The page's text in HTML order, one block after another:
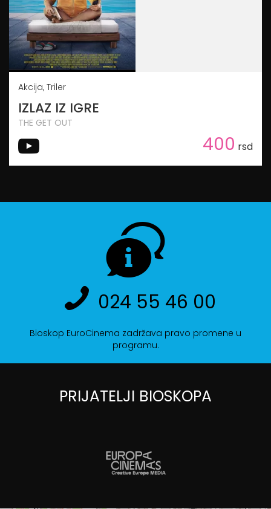
Akcija, Triler
IZLAZ IZ IGRE
THE GET OUT
400 rsd
024 55 46 00
Bioskop EuroCinema zadržava pravo promene u
programu.
PRIJATELJI BIOSKOPA